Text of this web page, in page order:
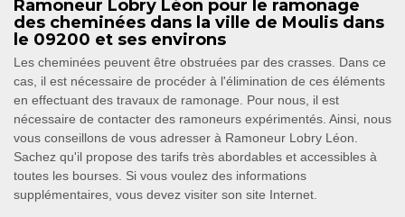
Ramoneur Lobry Léon pour le ramonage
des cheminées dans la ville de Moulis dans
le 09200 et ses environs
Les cheminées peuvent être obstruées par des crasses. Dans ce
cas, il est nécessaire de procéder à l'élimination de ces éléments
en effectuant des travaux de ramonage. Pour nous, il est
nécessaire de contacter des ramoneurs expérimentés. Ainsi, nous
vous conseillons de vous adresser à Ramoneur Lobry Léon.
Sachez qu'il propose des tarifs très abordables et accessibles à
toutes les bourses. Si vous voulez des informations
supplémentaires, vous devez visiter son site Internet.